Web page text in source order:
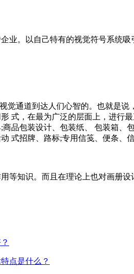
业。以自己特有的视觉符号系统
觉通道到达人们心智的。也就是
式，在最为广泛的层面上，进
品包装设计、包装纸、 包装箱
式招牌、路标;专用信笺、便条
等知识。而且在理论上也对画
点是什么？